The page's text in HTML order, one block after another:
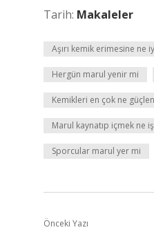
Tarih: Makaleler
Aşırı kemik erimesine ne
Hergün marul yenir mi
Kemikleri en çok ne
Marul kaynatıp içmek ne
Sporcular marul yer mi
Önceki Yazı